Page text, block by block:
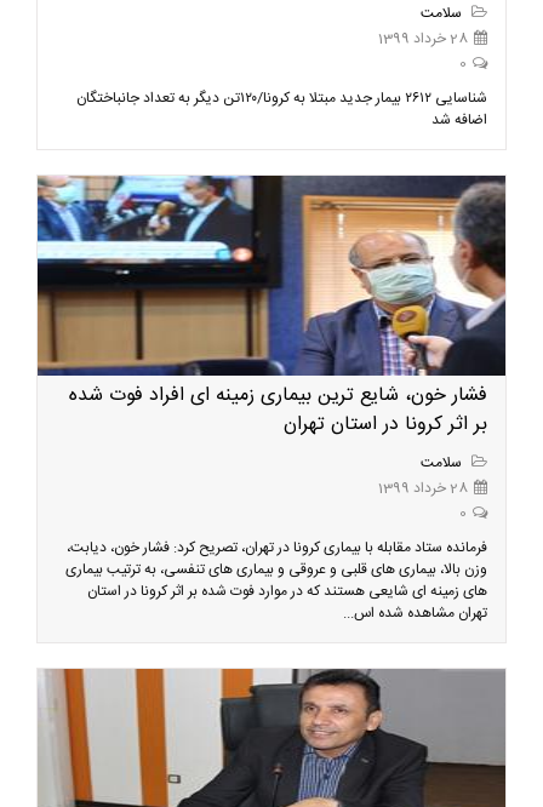
سلامت
28 خرداد 1399
0
شناسایی ۲۶۱۲ بیمار جدید مبتلا به کرونا/۱۲۰تن دیگر به تعداد جانباختگان
اضافه شد
فشار خون، شایع ترین بیماری زمینه ای افراد فوت شده
بر اثر کرونا در استان تهران
سلامت
28 خرداد 1399
0
فرمانده ستاد مقابله با بیماری کرونا در تهران، تصریح کرد: فشار خون، دیابت،
وزن بالا، بیماری های قلبی و عروقی و بیماری های تنفسی، به ترتیب بیماری
های زمینه ای شایعی هستند که در موارد فوت شده بر اثر کرونا در استان
تهران مشاهده شده اس...